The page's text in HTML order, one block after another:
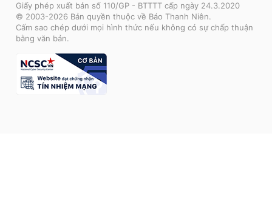
Giấy phép xuất bản số 110/GP - BTTTT cấp ngày 24.3.2020
© 2003-2026 Bản quyền thuộc về Báo Thanh Niên.
Cấm sao chép dưới mọi hình thức nếu không có sự chấp thuận
bằng văn bản.